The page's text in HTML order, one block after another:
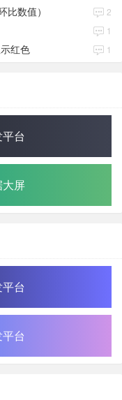
数值） 2
1
红色 1
台
屏
台
台